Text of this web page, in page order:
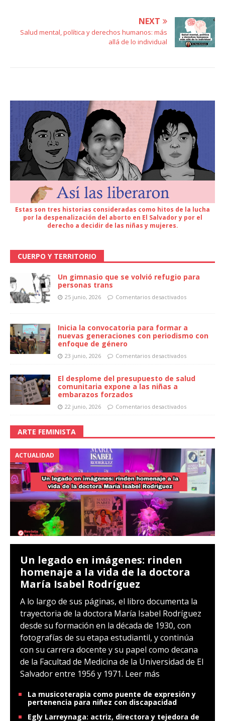
NEXT
Salud mental, política y derechos humanos: más
allá de lo individual
Estas son tres historias consideradas como hitos de la lucha
por la despenalización del aborto en El Salvador y por el
derecho a decidir de las niñas y mujeres.
CUERPO Y TERRITORIO
Un gimnasio que se volvió refugio para
personas trans
25 junio, 2026 Comentarios desactivados
Inicia la convocatoria para formar a
nuevas generaciones con periodismo con
enfoque de género
23 junio, 2026 Comentarios desactivados
El desplome del presupuesto de salud
comunitaria expone a las niñas a
embarazos forzados
22 junio, 2026 Comentarios desactivados
ARTE FEMINISTA
ACTUALIDAD
Un legado en imágenes: rinden
homenaje a la vida de la doctora
María Isabel Rodríguez
A lo largo de sus páginas, el libro documenta la
trayectoria de la doctora María Isabel Rodríguez
desde su formación en la década de 1930, con
fotografías de su etapa estudiantil, y continúa
con su carrera docente y su papel como decana
de la Facultad de Medicina de la Universidad de El
Salvador entre 1956 y 1971. Leer más
La musicoterapia como puente de expresión y
pertenencia para niñez con discapacidad
Egly Larreynaga: actriz, directora y tejedora de